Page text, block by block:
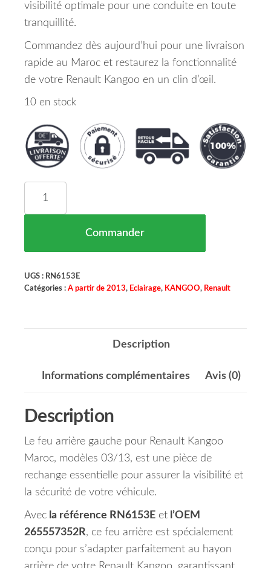
visibilité optimale pour une conduite en toute
tranquillité.
Commandez dès aujourd’hui pour une livraison
rapide au Maroc et restaurez la fonctionnalité
de votre Renault Kangoo en un clin d’œil.
10 en stock
Commander
UGS : RN6153E
Catégories : A partir de 2013, Eclairage, KANGOO, Renault
Description
Informations complémentaires Avis (0)
Description
Le feu arrière gauche pour Renault Kangoo
Maroc, modèles 03/13, est une pièce de
rechange essentielle pour assurer la visibilité et
la sécurité de votre véhicule.
Avec la référence RN6153E et l’OEM
265557352R, ce feu arrière est spécialement
conçu pour s’adapter parfaitement au hayon